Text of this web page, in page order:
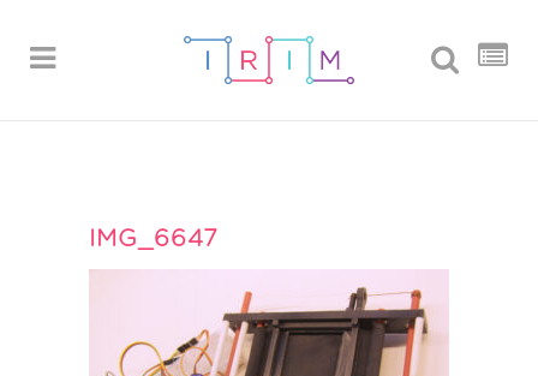
IMG_6647